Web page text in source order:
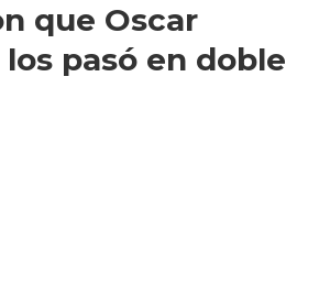
que Oscar
los pasó en doble